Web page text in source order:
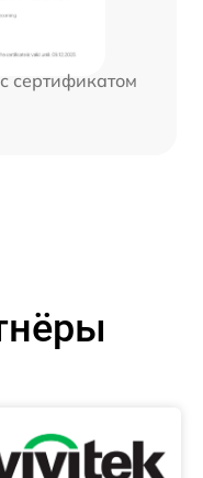
сертификатом